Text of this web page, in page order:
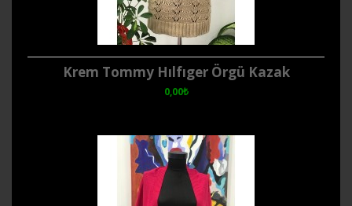
Krem Tommy Hılfıger Örgü Kazak
0,00₺